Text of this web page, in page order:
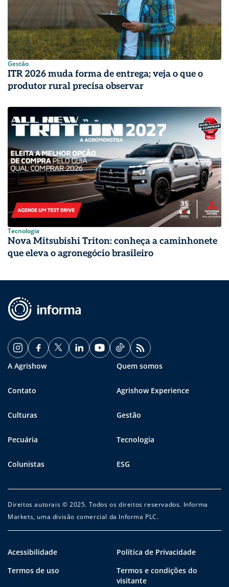
Gestão
ITR 2026 muda forma de entrega; veja o que o
produtor rural precisa observar
Tecnologia
Nova Mitsubishi Triton: conheça a caminhonete
que eleva o agronegócio brasileiro
A Agrishow Quem somos
Contato Agrishow Experience
Culturas Gestão
Pecuária Tecnologia
Colunistas ESG
Direitos autorais © 2025. Todos os direitos reservados. Informa
Markets, uma divisão comercial da Informa PLC.
Acessibilidade
Política de Privacidade
Termos de uso
Termos e condições do
visitante